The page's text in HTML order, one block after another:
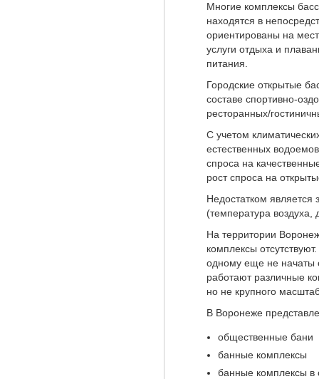
Многие комплексы
находятся в
ориентированы на
услуги отдыха и
питания.
Городские открытые
составе спортивно-
ресторанных/
С учетом
естественных
спроса на
рост спроса на
Недостатком является
(температура воздуха,
На территории
комплексы
одному еще не начаты
работают различные
но не крупного
В Воронеже
общественные бани
банные комплексы
банные комплексы в